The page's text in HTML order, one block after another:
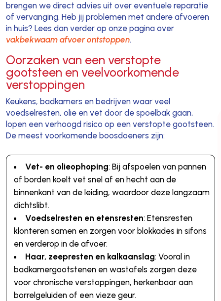
brengen we direct advies uit over eventuele reparatie
of vervanging. Heb jij problemen met andere afvoeren
in huis? Lees dan verder op onze pagina over
vakbekwaam afvoer ontstoppen.
Oorzaken van een verstopte
gootsteen en veelvoorkomende
verstoppingen
Keukens, badkamers en bedrijven waar veel
voedselresten, olie en vet door de spoelbak gaan,
lopen een verhoogd risico op een verstopte gootsteen.
De meest voorkomende boosdoeners zijn:
Vet- en olieophoping: Bij afspoelen van pannen
of borden koelt vet snel af en hecht aan de
binnenkant van de leiding, waardoor deze langzaam
dichtslibt.
Voedselresten en etensresten: Etensresten
klonteren samen en zorgen voor blokkades in sifons
en verderop in de afvoer.
Haar, zeepresten en kalkaanslag: Vooral in
badkamergootstenen en wastafels zorgen deze
voor chronische verstoppingen, herkenbaar aan
borrelgeluiden of een vieze geur.